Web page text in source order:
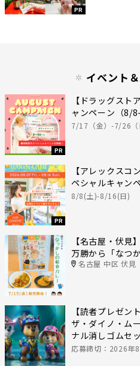
PR
イベント
PR
【ドラッグス
ャンペーン（8/
7/17（金）-7/26（
PR
【アレックス
ペシャルキャン
8/8(土)-8/16(日)
【名古屋・伏見
万勝から「なつ
名古屋 中区 伏見
【読者プレゼン
ザ・ダイノ・ム
ナル消しゴムセ
応募締切：2026年